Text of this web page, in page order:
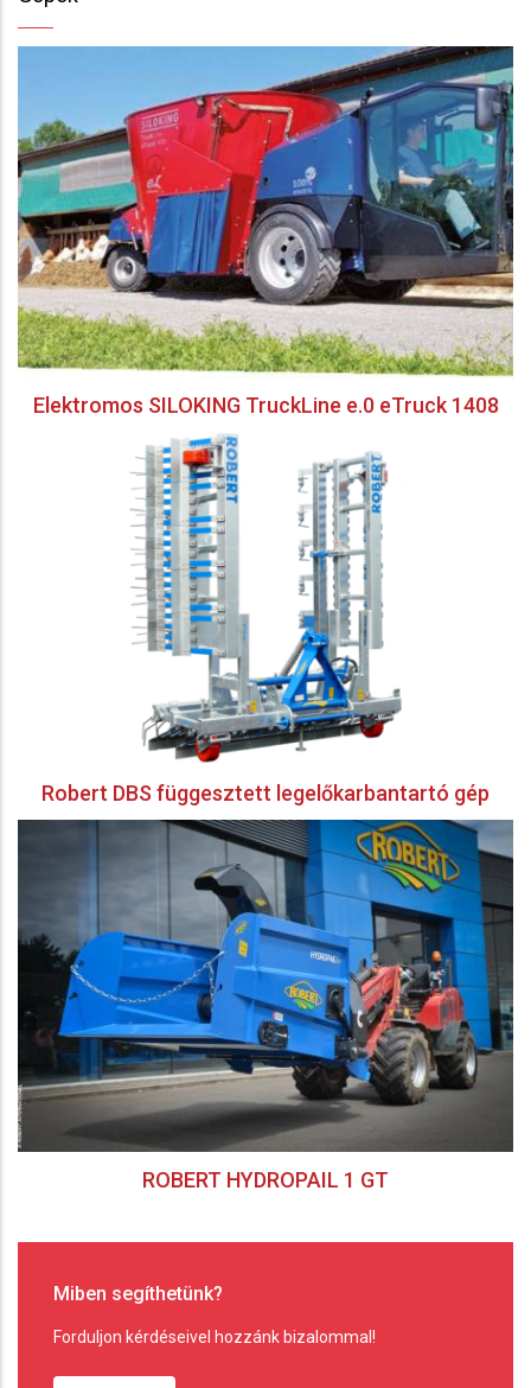
Elektromos SILOKING TruckLine e.0 eTruck 1408
Robert DBS függesztett legelőkarbantartó gép
ROBERT HYDROPAIL 1 GT
Miben segíthetünk?
Forduljon kérdéseivel hozzánk bizalommal!